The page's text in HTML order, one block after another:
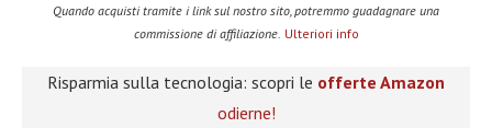
Quando acquisti tramite i link sul nostro sito, potremmo guadagnare una
commissione di affiliazione. Ulteriori info
Risparmia sulla tecnologia: scopri le offerte Amazon
odierne!